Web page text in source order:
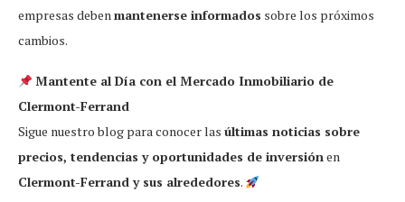
empresas debenmantenerse informados sobre los próximos
cambios.
Mantente al Día con el Mercado Inmobiliario de
Clermont-Ferrand
Sigue nuestro blog para conocer las últimas noticias sobre
precios, tendencias y oportunidades de inversiónen
Clermont-Ferrand y sus alrededores.